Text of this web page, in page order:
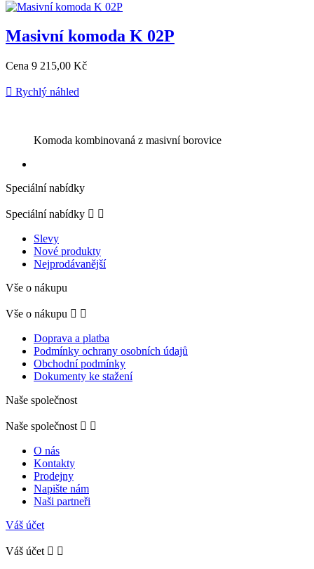
Masivní komoda K 02P
Cena 9 215,00 Kč
 Rychlý náhled
Komoda kombinovaná z masivní borovice
Speciální nabídky
Speciální nabídky  
Slevy
Nové produkty
Nejprodávanější
Vše o nákupu
Vše o nákupu  
Doprava a platba
Podmínky ochrany osobních údajů
Obchodní podmínky
Dokumenty ke stažení
Naše společnost
Naše společnost  
O nás
Kontakty
Prodejny
Napište nám
Naši partneři
Váš účet
Váš účet  